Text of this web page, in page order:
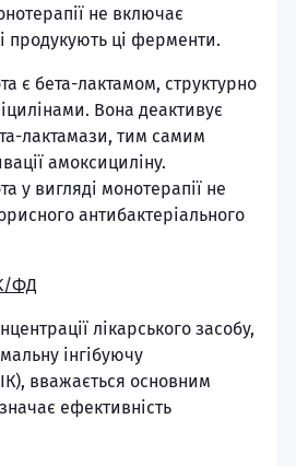
не включає
продукують ці ферменти.
є бета-лактамом, структурно
Вона деактивує
лактамази, тим самим
амоксициліну.
у вигляді монотерапії не
антибактеріального
ФД
лікарського засобу,
інгібуючу
вважається основним
ефективність